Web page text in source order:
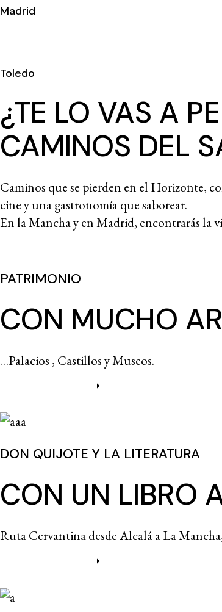
Madrid
Toledo
¿TE LO VAS A
CAMINOS DEL
Caminos que se pierden en el Horizonte,
cine y una gastronomía que saborear.
En la Mancha y en Madrid, encontrarás la
PATRIMONIO
CON MUCHO
…Palacios , Castillos y Museos.
DON QUIJOTE Y LA LITERATURA
CON UN LIBRO
Ruta Cervantina desde Alcalá a La